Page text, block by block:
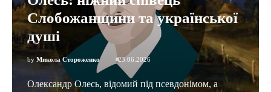
Слобожанщини та української
душі
by Микола Стороженко 23.06.2026
Олександр Олесь, відомий під псевдонімом, а